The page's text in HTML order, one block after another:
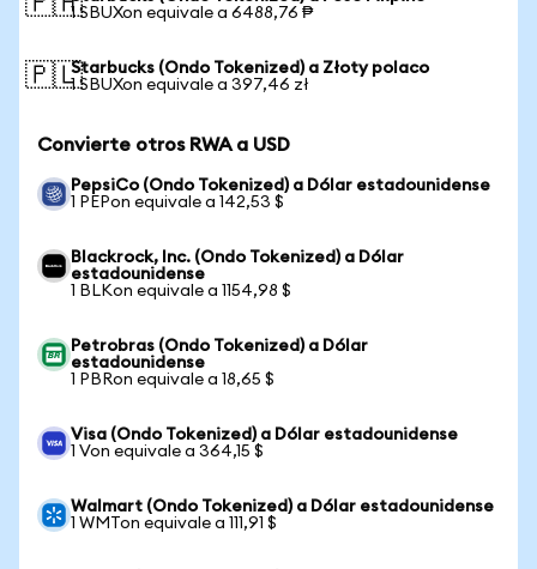
1 SBUXon equivale a 6488,76 ₱
🇵🇱Starbucks (Ondo Tokenized) a Złoty polaco
1 SBUXon equivale a 397,46 zł
Convierte otros RWA a USD
PepsiCo (Ondo Tokenized) a Dólar estadounidense
1 PEPon equivale a 142,53 $
Blackrock, Inc. (Ondo Tokenized) a Dólar
estadounidense
1 BLKon equivale a 1154,98 $
Petrobras (Ondo Tokenized) a Dólar
estadounidense
1 PBRon equivale a 18,65 $
Visa (Ondo Tokenized) a Dólar estadounidense
1 Von equivale a 364,15 $
Walmart (Ondo Tokenized) a Dólar estadounidense
1 WMTon equivale a 111,91 $